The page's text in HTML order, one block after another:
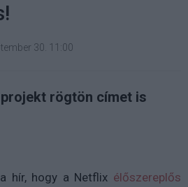
30. 11:00
rögtön címet is
hír, hogy a Netflix élőszereplős